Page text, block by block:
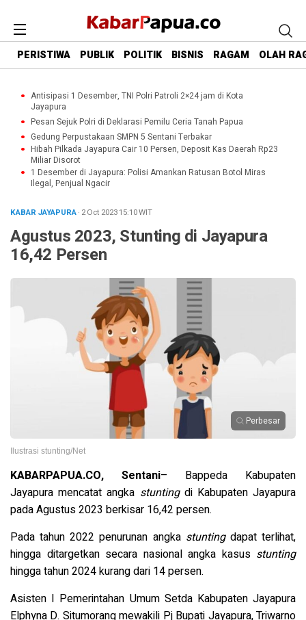
PERISTIWA PUBLIK POLITIK BISNIS RAGAM OLAH
Antisipasi 1 Desember, TNI Polri Patroli 2×24 jam di Kota
Jayapura
Pesan Sejuk Polri di Deklarasi Pemilu Ceria Tanah Papua
Gedung Perpustakaan SMPN 5 Sentani Terbakar
Hibah Pilkada Jayapura Cair 10 Persen, Deposit Kas Daerah Rp23
Miliar Disorot
1 Desember di Jayapura: Polisi Amankan Ratusan Botol Miras
Ilegal, Penjual Ngacir
KABAR JAYAPURA· 2 Oct 202315:10WIT
Agustus 2023, Stunting di Jayapura
16,42 Persen
Perbesar
Ilustrasi stunting/Net
KABARPAPUA.CO, Sentani– Bappeda Kabupaten
Jayapura mencatat angka stuntingdi Kabupaten Jayapura
pada Agustus 2023 berkisar 16,42 persen.
Pada tahun 2022 penurunan angka stuntingdapat terlihat,
hingga ditargetkan secara nasional angka kasusstunting
hingga tahun 2024 kurang dari 14 persen.
Asisten I Pemerintahan Umum Setda Kabupaten Jayapura
Elphyna D. Situmorang mewakili Pj Bupati Jayapura, Triwarno